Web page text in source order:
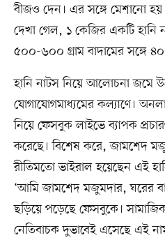
বীজও দেন। এর সঙ্গে মেশানো
দেখা গেল, ১ কেজির একটি হানি
৫০০-৬০০ গ্রাম বাদামের সঙ্গে
হানি নাটস নিয়ে আলোচনা জমে
যোগাযোগমাধ্যমের কল্যাণে।
নিয়ে ফেসবুক লাইভে ব্যাপক
করেছে। বিশেষ করে, জামশেদ
রীতিমতো ভাইরাল হয়েছেন এই
‘আমি জামশেদ মজুমদার, ঘরের
ছড়িয়ে পড়েছে ফেসবুকে।
নেতিবাচক দুভাবেই এসেছে এই